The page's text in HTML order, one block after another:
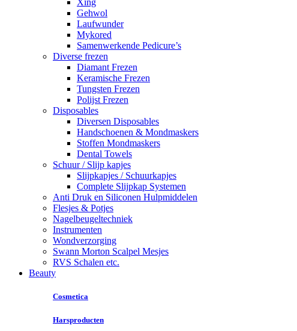
Xing
Gehwol
Laufwunder
Mykored
Samenwerkende Pedicure’s
Diverse frezen
Diamant Frezen
Keramische Frezen
Tungsten Frezen
Polijst Frezen
Disposables
Diversen Disposables
Handschoenen & Mondmaskers
Stoffen Mondmaskers
Dental Towels
Schuur / Slijp kapjes
Slijpkapjes / Schuurkapjes
Complete Slijpkap Systemen
Anti Druk en Siliconen Hulpmiddelen
Flesjes & Potjes
Nagelbeugeltechniek
Instrumenten
Wondverzorging
Swann Morton Scalpel Mesjes
RVS Schalen etc.
Beauty
Cosmetica
Harsproducten